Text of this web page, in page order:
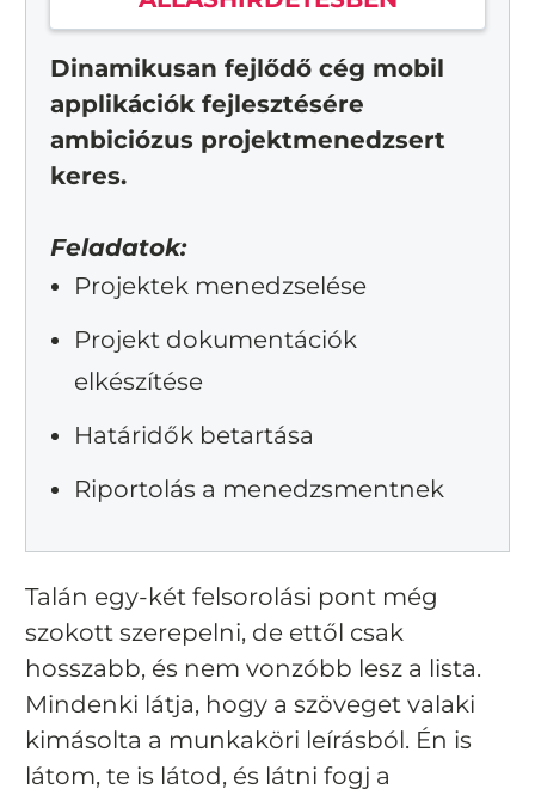
Dinamikusan fejlődő cég mobil
applikációk fejlesztésére
ambiciózus projektmenedzsert
keres.
Feladatok:
Projektek menedzselése
Projekt dokumentációk
elkészítése
Határidők betartása
Riportolás a menedzsmentnek
Talán egy-két felsorolási pont még
szokott szerepelni, de ettől csak
hosszabb, és nem vonzóbb lesz a lista.
Mindenki látja, hogy a szöveget valaki
kimásolta a munkaköri leírásból. Én is
látom, te is látod, és látni fogj a